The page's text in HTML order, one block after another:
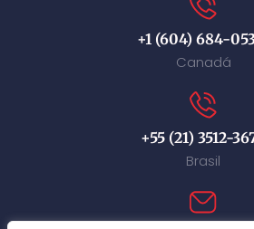
+1 (604) 684-
Canadá
+55 (21) 3512-
Brasil